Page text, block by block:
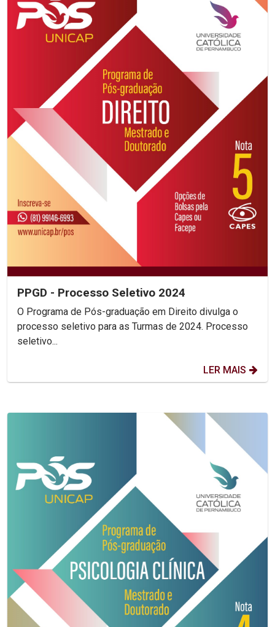
PPGD - Processo Seletivo 2024
O Programa de Pós-graduação em Direito divulga o
processo seletivo para as Turmas de 2024. Processo
seletivo...
LER MAIS